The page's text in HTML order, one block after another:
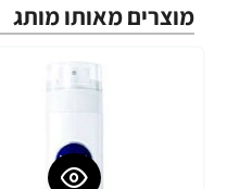
מוצרים מאותו מותג